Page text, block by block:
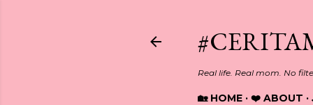
Real life. Real mom. No
🏡 HOME ❤️ ABOUT